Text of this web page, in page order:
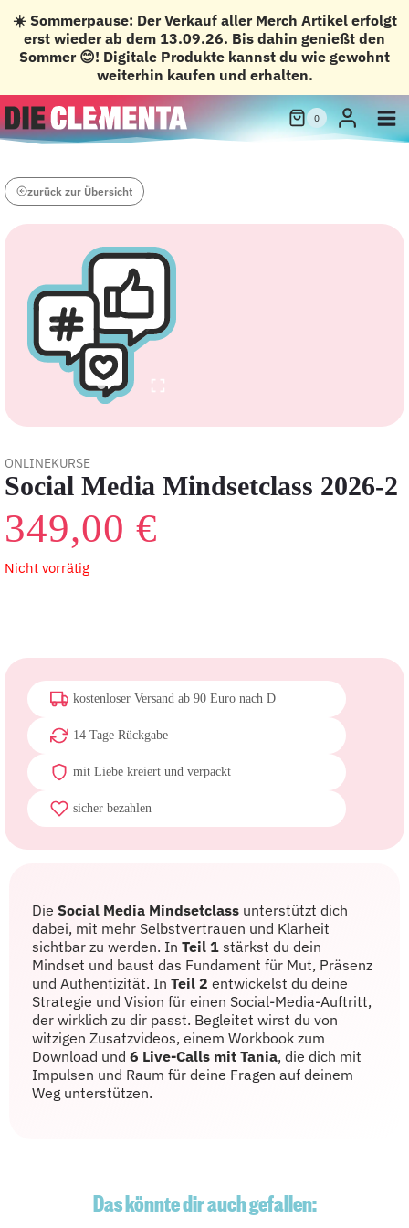
☀️ Sommerpause: Der Verkauf aller Merch Artikel erfolgt
erst wieder ab dem 13.09.26. Bis dahin genießt den
Sommer 😊! Digitale Produkte kannst du wie gewohnt
weiterhin kaufen und erhalten.
Zum
Inhalt
springen
0
zurück zur Übersicht
ONLINEKURSE
Social Media Mindsetclass 2026-2
349,00 €
Nicht vorrätig
kostenloser Versand ab 90 Euro nach D
14 Tage Rückgabe
mit Liebe kreiert und verpackt
sicher bezahlen
Die Social Media Mindsetclassunterstützt dich
dabei, mit mehr Selbstvertrauen und Klarheit
sichtbar zu werden. In Teil 1stärkst du dein
Mindset und baust das Fundament für Mut, Präsenz
und Authentizität. In Teil 2 entwickelst du deine
Strategie und Vision für einen Social-Media-Auftritt,
der wirklich zu dir passt. Begleitet wirst du von
witzigen Zusatzvideos, einem Workbook zum
Download und 6 Live-Calls mit Tania, die dich mit
Impulsen und Raum für deine Fragen auf deinem
Weg unterstützen.
Das könnte dir auch gefallen: